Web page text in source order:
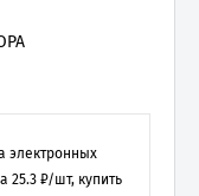
электронных
25.3 ₽/шт, купить